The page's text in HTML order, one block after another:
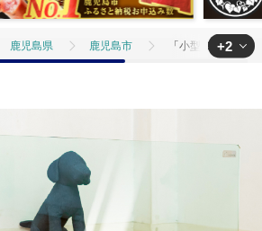
鹿児島県 鹿児島市 「小型犬用」ペ
+2